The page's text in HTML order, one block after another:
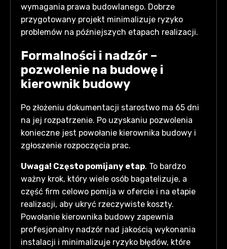
wymagania prawa budowlanego. Dobrze
przygotowany projekt minimalizuje ryzyko
problemów na późniejszych etapach realizacji.
Formalności i nadzór –
pozwolenie na budowę i
kierownik budowy
Po złożeniu dokumentacji starostwo ma 65 dni
na jej rozpatrzenie. Po uzyskaniu pozwolenia
konieczne jest powołanie kierownika budowy i
zgłoszenie rozpoczęcia prac.
Uwaga! Często pomijany etap. To bardzo
ważny krok, który wiele osób bagatelizuje, a
część firm celowo pomija w ofercie i na etapie
realizacji, aby ukryć rzeczywiste koszty.
Powołanie kierownika budowy zapewnia
profesjonalny nadzór nad jakością wykonania
instalacji i minimalizuje ryzyko błędów, które